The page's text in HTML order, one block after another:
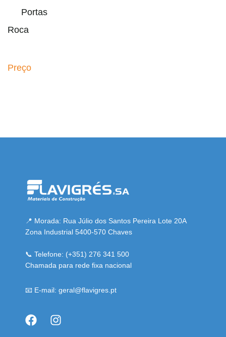
Portas
Roca
Preço
📍 Morada: Rua Júlio dos Santos Pereira Lote 20A
Zona Industrial 5400-570 Chaves
📞 Telefone: (+351) 276 341 500
Chamada para rede fixa nacional
📧 E-mail: geral@flavigres.pt